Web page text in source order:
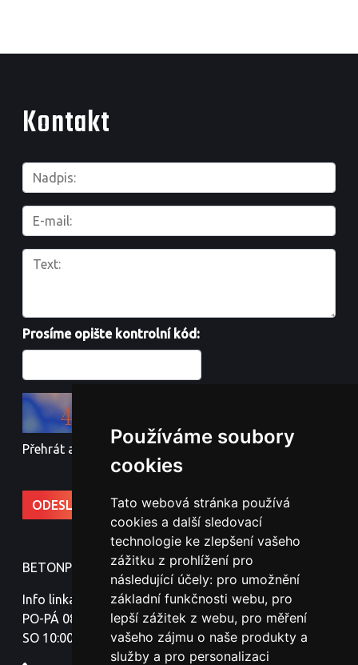
Používáme soubory
cookies
Tato webová stránka používá
cookies a další sledovací
technologie ke zlepšení vašeho
zážitku z prohlížení pro
následující účely: pro umožnění
základní funkčnosti webu, pro
lepší zážitek z webu, pro měření
vašeho zájmu o naše produkty a
služby a pro personalizaci
Kontakt
Prosíme opište kontrolní kód:
Přehrát audio kód
BETONPLOTY - Jindřich Nováček
Info linka:
PO-PÁ 08:00-18:00
SO 10:00-16:00